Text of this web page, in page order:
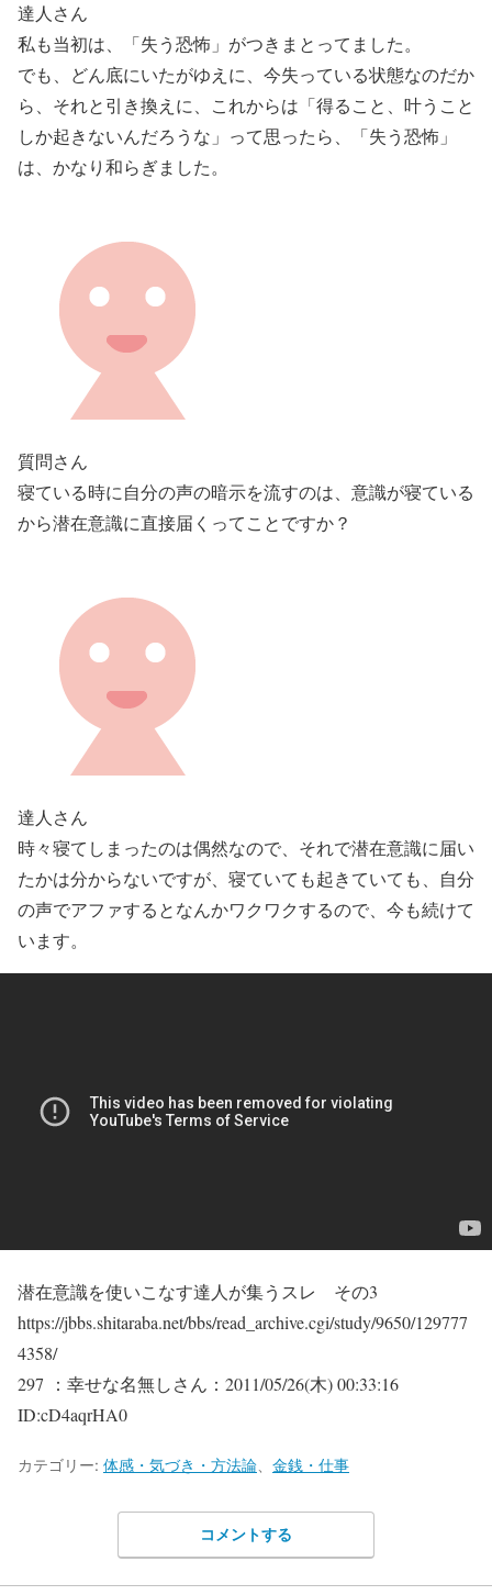
達人さん
私も当初は、「失う恐怖」がつきまとってました。
でも、どん底にいたがゆえに、今失っている状態なのだか
ら、それと引き換えに、これからは「得ること、叶うこと
しか起きないんだろうな」って思ったら、「失う恐怖」
は、かなり和らぎました。
質問さん
寝ている時に自分の声の暗示を流すのは、意識が寝ている
から潜在意識に直接届くってことですか？
達人さん
時々寝てしまったのは偶然なので、それで潜在意識に届い
たかは分からないですが、寝ていても起きていても、自分
の声でアファするとなんかワクワクするので、今も続けて
います。
潜在意識を使いこなす達人が集うスレ その3
https://jbbs.shitaraba.net/bbs/read_archive.cgi/study/9650/129777
4358/
297 ：幸せな名無しさん：2011/05/26(木) 00:33:16
ID:cD4aqrHA0
カテゴリー: 体感・気づき・方法論 金銭・仕事
コメントする